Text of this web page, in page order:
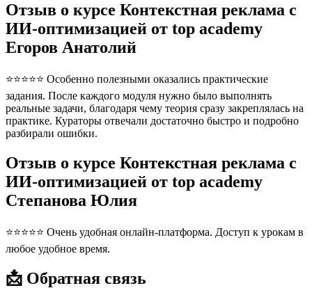
Отзыв о курсе Контекстная реклама с
ИИ-оптимизацией от top academy
Егоров Анатолий
⭐⭐⭐⭐⭐ Особенно полезными оказались практические
задания. После каждого модуля нужно было выполнять
реальные задачи, благодаря чему теория сразу закреплялась на
практике. Кураторы отвечали достаточно быстро и подробно
разбирали ошибки.
Отзыв о курсе Контекстная реклама с
ИИ-оптимизацией от top academy
Степанова Юлия
⭐⭐⭐⭐⭐ Очень удобная онлайн-платформа. Доступ к урокам в
любое удобное время.
📩 Обратная связь